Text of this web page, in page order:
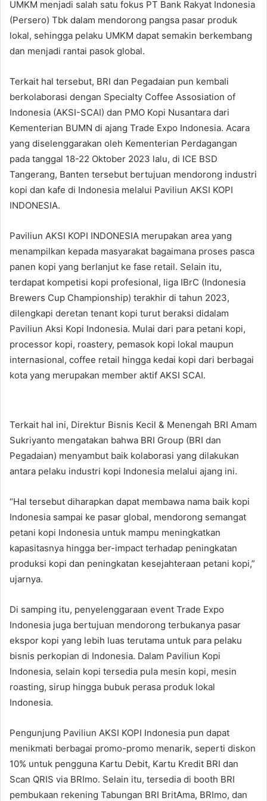
UMKM menjadi salah satu fokus PT Bank Rakyat Indonesia
(Persero) Tbk dalam mendorong pangsa pasar produk
lokal, sehingga pelaku UMKM dapat semakin berkembang
dan menjadi rantai pasok global.
Terkait hal tersebut, BRI dan Pegadaian pun kembali
berkolaborasi dengan Specialty Coffee Assosiation of
Indonesia (AKSI-SCAI) dan PMO Kopi Nusantara dari
Kementerian BUMN di ajang Trade Expo Indonesia. Acara
yang diselenggarakan oleh Kementerian Perdagangan
pada tanggal 18-22 Oktober 2023 lalu, di ICE BSD
Tangerang, Banten tersebut bertujuan mendorong industri
kopi dan kafe di Indonesia melalui Paviliun AKSI KOPI
INDONESIA.
Paviliun AKSI KOPI INDONESIA merupakan area yang
menampilkan kepada masyarakat bagaimana proses pasca
panen kopi yang berlanjut ke fase retail. Selain itu,
terdapat kompetisi kopi profesional, liga IBrC (Indonesia
Brewers Cup Championship) terakhir di tahun 2023,
dilengkapi deretan tenant kopi turut beraksi didalam
Paviliun Aksi Kopi Indonesia. Mulai dari para petani kopi,
processor kopi, roastery, pemasok kopi lokal maupun
internasional, coffee retail hingga kedai kopi dari berbagai
kota yang merupakan member aktif AKSI SCAI.
Terkait hal ini, Direktur Bisnis Kecil & Menengah BRI Amam
Sukriyanto mengatakan bahwa BRI Group (BRI dan
Pegadaian) menyambut baik kolaborasi yang dilakukan
antara pelaku industri kopi Indonesia melalui ajang ini.
“Hal tersebut diharapkan dapat membawa nama baik kopi
Indonesia sampai ke pasar global, mendorong semangat
petani kopi Indonesia untuk mampu meningkatkan
kapasitasnya hingga ber-impact terhadap peningkatan
produksi kopi dan peningkatan kesejahteraan petani kopi,”
ujarnya.
Di samping itu, penyelenggaraan event Trade Expo
Indonesia juga bertujuan mendorong terbukanya pasar
ekspor kopi yang lebih luas terutama untuk para pelaku
bisnis perkopian di Indonesia. Dalam Paviliun Kopi
Indonesia, selain kopi tersedia pula mesin kopi, mesin
roasting, sirup hingga bubuk perasa produk lokal
Indonesia.
Pengunjung Paviliun AKSI KOPI Indonesia pun dapat
menikmati berbagai promo-promo menarik, seperti diskon
10% untuk pengguna Kartu Debit, Kartu Kredit BRI dan
Scan QRIS via BRImo. Selain itu, tersedia di booth BRI
pembukaan rekening Tabungan BRI BritAma, BRImo, dan